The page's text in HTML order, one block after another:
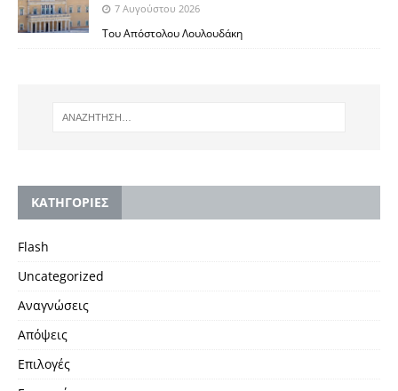
7 Αυγούστου 2026
Του Απόστολου Λουλουδάκη
KΑΤΗΓΟΡΙΕΣ
Flash
Uncategorized
Αναγνώσεις
Απόψεις
Επιλογές